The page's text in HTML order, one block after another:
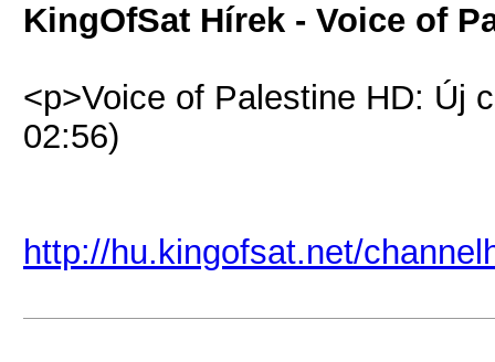
KingOfSat Hírek - Voice of
<p>Voice of Palestine HD: Új
02:56)
http://hu.kingofsat.net/